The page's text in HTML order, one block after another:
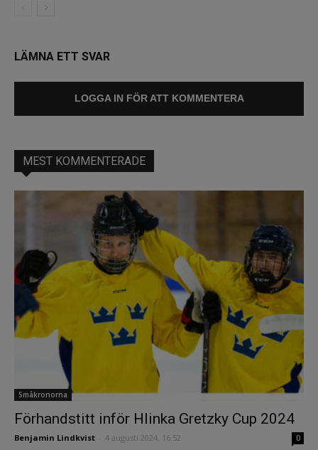
LÄMNA ETT SVAR
LOGGA IN FÖR ATT KOMMENTERA
MEST KOMMENTERADE
Småkronorna
Förhandstitt inför Hlinka Gretzky Cup 2024
Benjamin Lindkvist 4 augusti 2024, 16:52 0